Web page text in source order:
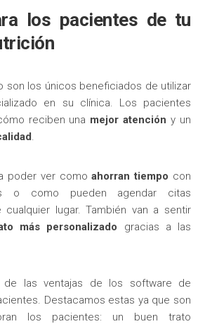
los pacientes de tu
son los únicos beneficiados de utilizar
en su clínica. Los pacientes
reciben una mejor atención y un
.
poder ver comoahorran tiempo con
o como pueden agendar citas
cualquier lugar. También van a sentir
más personalizado gracias a las
de las ventajas de los software de
Destacamos estas ya que son
los pacientes: un buen trato